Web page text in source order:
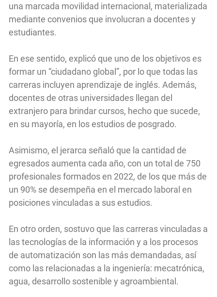
una marcada movilidad internacional, materializada
mediante convenios que involucran a docentes y
estudiantes.
En ese sentido, explicó que uno de los objetivos es
formar un “ciudadano global”, por lo que todas las
carreras incluyen aprendizaje de inglés. Además,
docentes de otras universidades llegan del
extranjero para brindar cursos, hecho que sucede,
en su mayoría, en los estudios de posgrado.
Asimismo, el jerarca señaló que la cantidad de
egresados aumenta cada año, con un total de 750
profesionales formados en 2022, de los que más de
un 90% se desempeña en el mercado laboral en
posiciones vinculadas a sus estudios.
En otro orden, sostuvo que las carreras vinculadas a
las tecnologías de la información y a los procesos
de automatización son las más demandadas, así
como las relacionadas a la ingeniería: mecatrónica,
agua, desarrollo sostenible y agroambiental.